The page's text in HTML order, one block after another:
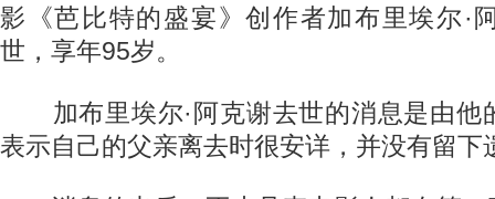
影《芭比特的盛宴》创作者加布里埃尔·
世，享年95岁。
加布里埃尔·阿克谢去世的消息是由他
表示自己的父亲离去时很安详，并没有留下